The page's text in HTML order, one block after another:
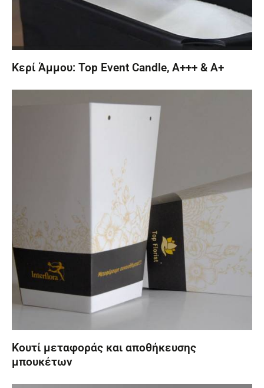
Κερί Άμμου: Top Event Candle, Α+++ & A+
Κουτί μεταφοράς και αποθήκευσης
μπουκέτων